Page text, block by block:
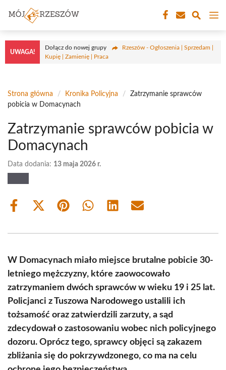
treści
UWAGA!
Dołącz do nowej grupy
Rzeszów - Ogłoszenia | Sprzedam |
Kupię | Zamienię | Praca
Strona główna / Kronika Policyjna /
Zatrzymanie sprawców
pobicia w Domacynach
Zatrzymanie sprawców pobicia w
Domacynach
Data dodania: 13 maja 2026 r.
Share
Share
(Twitter)
Share Share Share Share
W Domacynach miało miejsce brutalne pobicie 30-
letniego mężczyzny, które zaowocowało
zatrzymaniem dwóch sprawców w wieku 19 i 25 lat.
Policjanci z Tuszowa Narodowego ustalili ich
tożsamość oraz zatwierdzili zarzuty, a sąd
zdecydował o zastosowaniu wobec nich policyjnego
dozoru. Oprócz tego, sprawcy objęci są zakazem
zbliżania się do pokrzywdzonego, co ma na celu